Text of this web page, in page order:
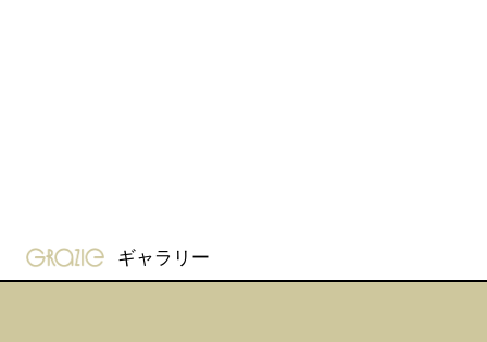
gravure-grazie
ギャラリー